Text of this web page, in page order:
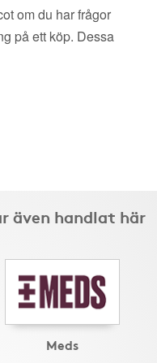
om du har frågor
på ett köp. Dessa
även handlat här
Meds